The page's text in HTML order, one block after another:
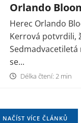
Orlando
Herec Orlando
Kerrová potvrdili,
se...
Délka čtení: 2 min
NAČÍST VÍCE ČLÁNKŮ